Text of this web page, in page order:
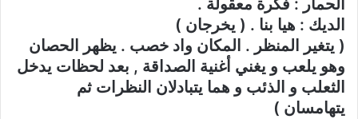
الحمار : فكرة معقولة .
الديك : هيا بنا . ( يخرجان )
( يتغير المنظر . المكان واد خصب . يظهر الحصان
وهو يلعب و يغني أغنية الصداقة , بعد لحظات يدخل
الثعلب و الذئب و هما يتبادلان النظرات ثم
يتهامسان )